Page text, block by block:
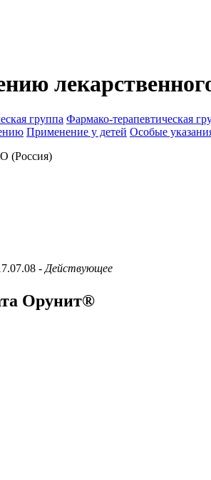
группа Фармако-терапевтическая
Применение у детей Особые
- Действующее
Орунит®